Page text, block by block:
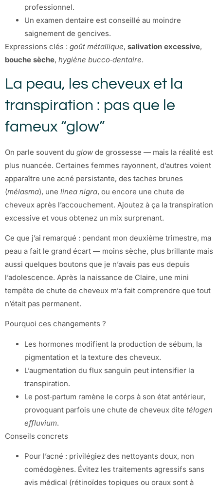
professionnel.
Un examen dentaire est conseillé au moindre
saignement de gencives.
Expressions clés : goût métallique, salivation excessive,
bouche sèche, hygiène bucco‑dentaire.
La peau, les cheveux et la
transpiration : pas que le
fameux “glow”
On parle souvent du glow de grossesse — mais la réalité est
plus nuancée. Certaines femmes rayonnent, d’autres voient
apparaître une acné persistante, des taches brunes
(mélasma), une linea nigra, ou encore une chute de
cheveux après l’accouchement. Ajoutez à ça la transpiration
excessive et vous obtenez un mix surprenant.
Ce que j’ai remarqué : pendant mon deuxième trimestre, ma
peau a fait le grand écart — moins sèche, plus brillante mais
aussi quelques boutons que je n’avais pas eus depuis
l’adolescence. Après la naissance de Claire, une mini
tempête de chute de cheveux m’a fait comprendre que tout
n’était pas permanent.
Pourquoi ces changements ?
Les hormones modifient la production de sébum, la
pigmentation et la texture des cheveux.
L’augmentation du flux sanguin peut intensifier la
transpiration.
Le post‑partum ramène le corps à son état antérieur,
provoquant parfois une chute de cheveux dite télogen
effluvium.
Conseils concrets
Pour l’acné : privilégiez des nettoyants doux, non
comédogènes. Évitez les traitements agressifs sans
avis médical (rétinoïdes topiques ou oraux sont à